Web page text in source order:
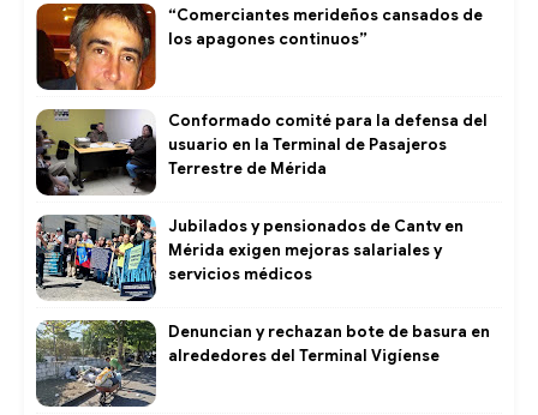
“Comerciantes merideños cansados de
los apagones continuos”
Conformado comité para la defensa del
usuario en la Terminal de Pasajeros
Terrestre de Mérida
Jubilados y pensionados de Cantv en
Mérida exigen mejoras salariales y
servicios médicos
Denuncian y rechazan bote de basura en
alrededores del Terminal Vigíense